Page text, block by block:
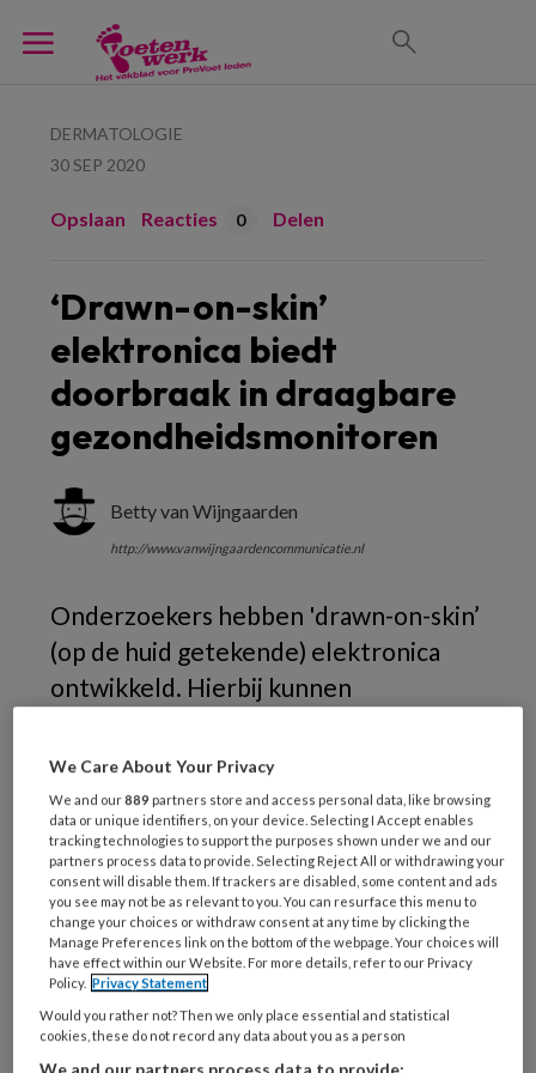
DERMATOLOGIE
30 SEP 2020
Opslaan Reacties 0 Delen
‘Drawn-on-skin’
elektronica biedt
doorbraak in draagbare
gezondheidsmonitoren
Betty van Wijngaarden
http://www.vanwijngaardencommunicatie.nl
Onderzoekers hebben 'drawn-on-skin’
(op de huid getekende) elektronica
ontwikkeld. Hierbij kunnen
schakelingen op de huid worden
getekend met een inktpen.
Dit maakt het mogelijk om nauwkeurigere
gezondheidsgegevens te verzamelen.
Nauwkeurig monitoren is lastig als ene
persoon in beweging is. Bij een stappenteller is
het minder erg als deze niet helemaal
nauwkeurig is. Maar bij een ‘wearable’ die
hartfunctie, temperatuur en andere fysieke
We Care About Your Privacy
We and our889 partners store and access personal data, like browsing
data or unique identifiers, on your device. Selecting I Accept enables
tracking technologies to support the purposes shown under we and our
partners process data to provide. Selecting Reject All or withdrawing your
consent will disable them. If trackers are disabled, some content and ads
you see may not be as relevant to you. You can resurface this menu to
change your choices or withdraw consent at any time by clicking the
Manage Preferences link on the bottom of the webpage. Your choices will
have effect within our Website. For more details, refer to our Privacy
Policy. Privacy Statement
Would you rather not? Then we only place essential and statistical
cookies, these do not record any data about you as a person
We and our partners process data to provide: